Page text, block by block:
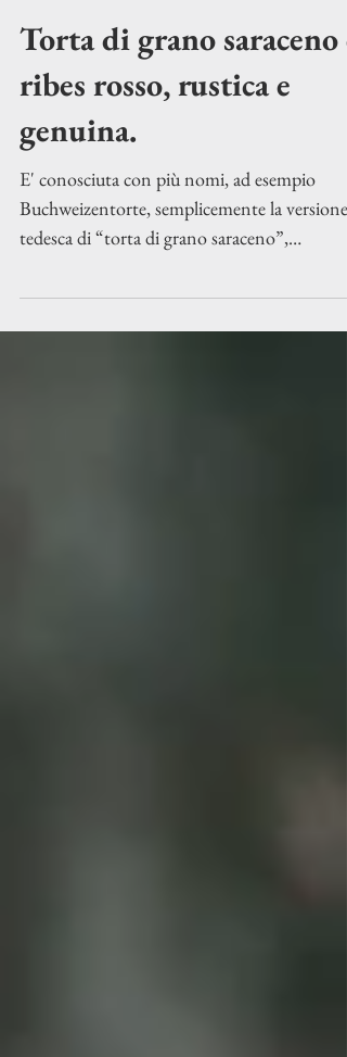
20 nov 2023 Tempo di lettura: 1 min
Torta di grano saraceno e
ribes rosso, rustica e
genuina.
E' conosciuta con più nomi, ad esempio
Buchweizentorte, semplicemente la versione